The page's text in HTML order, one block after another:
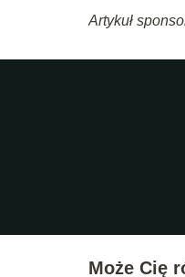
Artykuł
Może Cię